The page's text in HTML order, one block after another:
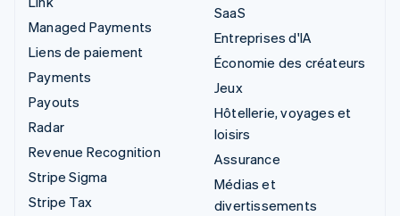
Managed Payments
Liens de paiement
Payments
Payouts
Radar
Revenue Recognition
Stripe Sigma
Stripe Tax
SaaS
Entreprises d'IA
Économie des créateurs
Jeux
Hôtellerie, voyages et
loisirs
Assurance
Médias et
divertissements